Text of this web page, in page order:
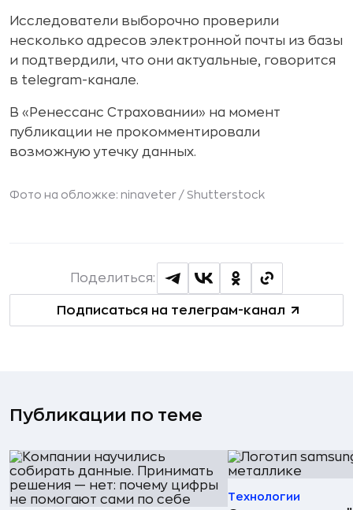
Исследователи выборочно проверили
несколько адресов электронной почты из базы
и подтвердили, что они актуальные, говорится
в telegram-канале.
В «Ренессанс Страховании» на момент
публикации не прокомментировали
возможную утечку данных.
Фото на обложке: ninaveter / Shutterstock
Подписаться на телеграм-канал
Поделиться:
Публикации по теме
Технологии